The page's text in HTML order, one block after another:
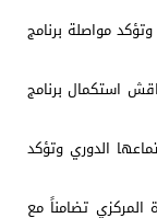
مواصلة برنامج
استكمال برنامج
الدوري وتؤكد
تضامناً مع